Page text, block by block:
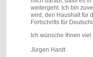
weitergeht. Ich bin
wird, den Haushalt für
Fortschritts für
Ich wünsche Ihnen
Jürgen Hardt